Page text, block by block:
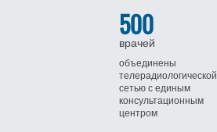
500
врачей
объединены
телерадиологической
сетью с единым
консультационным
центром